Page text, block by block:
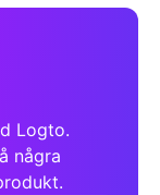
Logto.
några